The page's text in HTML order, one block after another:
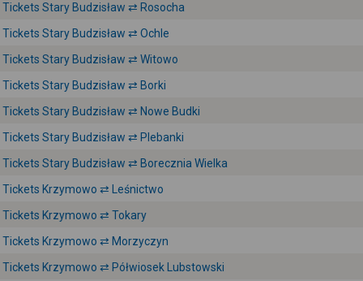
Tickets Stary Budzisław ⇄ Rosocha
Tickets Stary Budzisław ⇄ Ochle
Tickets Stary Budzisław ⇄ Witowo
Tickets Stary Budzisław ⇄ Borki
Tickets Stary Budzisław ⇄ Nowe Budki
Tickets Stary Budzisław ⇄ Plebanki
Tickets Stary Budzisław ⇄ Borecznia Wielka
Tickets Krzymowo ⇄ Leśnictwo
Tickets Krzymowo ⇄ Tokary
Tickets Krzymowo ⇄ Morzyczyn
Tickets Krzymowo ⇄ Półwiosek Lubstowski